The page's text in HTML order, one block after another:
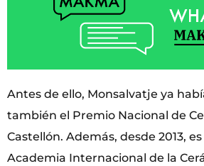
Antes de ello, Monsalvatje ya
también el Premio Nacional de
Castellón. Además, desde 2013,
Academia Internacional de la